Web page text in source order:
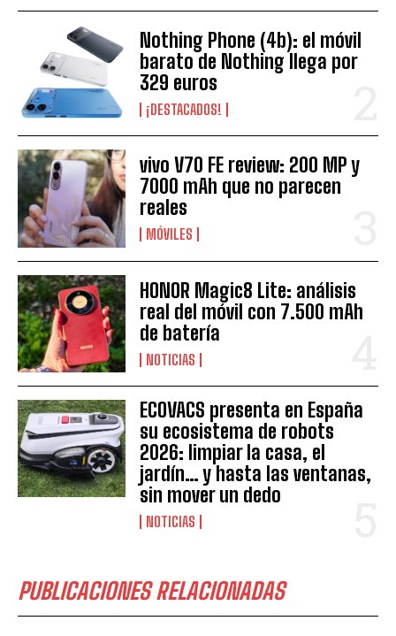
Nothing Phone (4b): el móvil
barato de Nothing llega por
329 euros
¡DESTACADOS!
vivo V70 FE review: 200 MP y
7000 mAh que no parecen
reales
MÓVILES
HONOR Magic8 Lite: análisis
real del móvil con 7.500 mAh
de batería
NOTICIAS
ECOVACS presenta en España
su ecosistema de robots
2026: limpiar la casa, el
jardín… y hasta las ventanas,
sin mover un dedo
NOTICIAS
PUBLICACIONES RELACIONADAS